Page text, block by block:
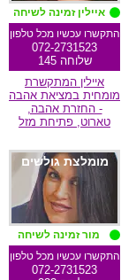
איילין זמינה לשיחה
התקשרו עכשיו מכל טלפון
072-2731523
שלוחה 145
איילין המתקשרת
מומחית במציאת אהבה
- החזרת אהבה,
טארוט, פתיחת מזל
מומלצת גולשים
מור זמינה לשיחה
התקשרו עכשיו מכל טלפון
072-2731523